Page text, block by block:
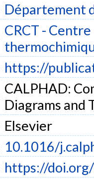
Département
CRCT -
https://
CALPHAD:
Diagrams and
Elsevier
10.1016/
https://